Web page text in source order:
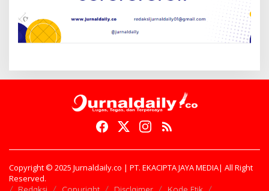
Copyright © 2025 Jurnaldaily.co | PT. EKACIPTA JAYA MEDIA| All Right
Reserved.